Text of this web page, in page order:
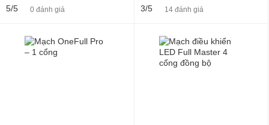
5/5
0 đánh giá
3/5
14 đánh giá